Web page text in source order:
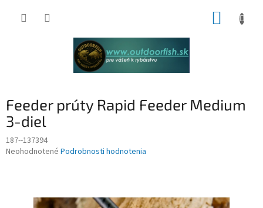
Feeder prúty Rapid Feeder Medium
3-diel
187--137394
Priemerné
Neohodnotené Podrobnosti hodnotenia